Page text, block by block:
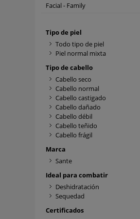
Facial - Family
Tipo de piel
Todo tipo de piel
Piel normal mixta
Tipo de cabello
Cabello seco
Cabello normal
Cabello castigado
Cabello dañado
Cabello débil
Cabello teñido
Cabello frágil
Marca
Sante
Ideal para combatir
Deshidratación
Sequedad
Certificados